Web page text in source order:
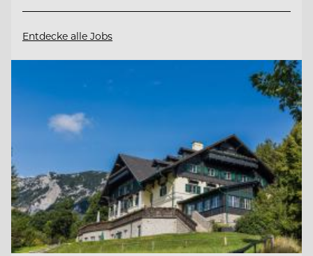
Entdecke alle Jobs